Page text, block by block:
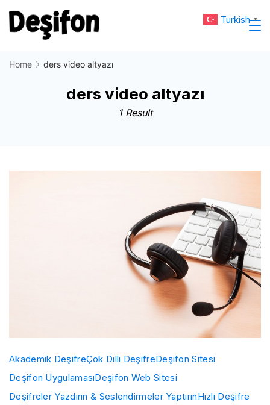
Skip
to
Home ders video altyazı
ders video altyazı
1 Result
Akademik DeşifreÇok Dilli DeşifreDeşifon Sitesi
Deşifon UygulamasıDeşifon Web Sitesi
Deşifreler Yazdırın & Seslendirmeler YaptırınHızlı Deşifre
Turkish ▼